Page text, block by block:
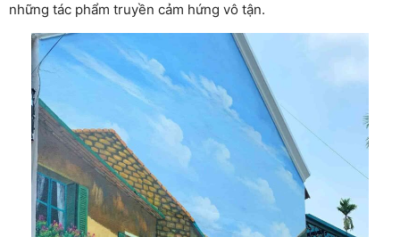
những tác phẩm truyền cảm hứng vô tận.